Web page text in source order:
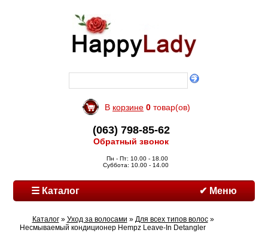
В корзине 0 товар(ов)
(063) 798-85-62
Обратный звонок
Пн - Пт: 10.00 - 18.00
Суббота: 10.00 - 14.00
☰ Каталог ✔ Меню
Каталог» Уход за волосами » Для всех типов волос»
Несмываемый кондиционер Hempz Leave-In Detangler